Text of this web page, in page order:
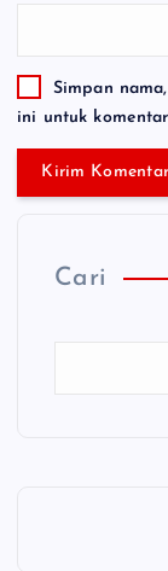
Simpan
ini untuk
Cari